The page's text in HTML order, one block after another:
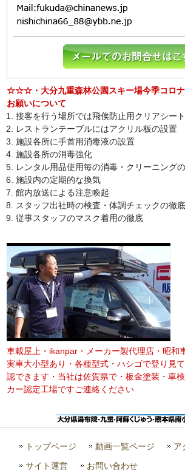
☆☆☆・大分九重森林公園スキー場今季コロナ
お願いについて
接客を行う場所では飛俟防止用クリアシー
レストランテーブルにはアクリル板の設置
施設各所に手首用消毒液の設置
施設各所の消毒強化
レンタル用品使用毎の消毒・クリーニング
施設内の定期的な換気
館内放送による注意喚起
スタッフ出社時の検査・体調チェックの徹底
従事スタッフのマスク着用の徹底
車載屋上・ikanpar・メーカー製代理店・昭和
実車大小型あり・各種型式・ハシゴで登り見
認できます・当社は佐賀県で・板金塗装・車
カー認定工場ですご連絡ください
トップページ 動画一覧ページ ア
サイト運営 お問い合わせ